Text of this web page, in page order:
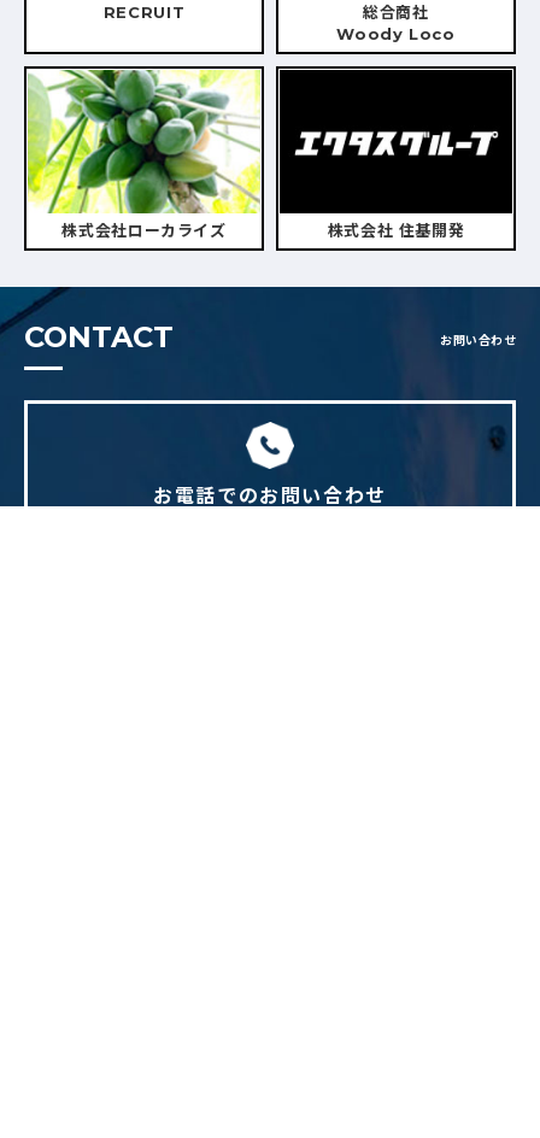
RECRUIT
総合商社
Woody Loco
株式会社ローカライズ 株式会社 住基開発
CONTACT お問い合わせ
お電話でのお問い合わせ